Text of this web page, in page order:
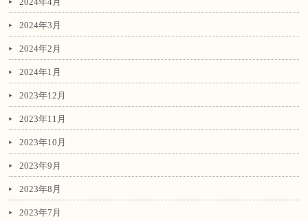
2024年3月
2024年2月
2024年1月
2023年12月
2023年11月
2023年10月
2023年9月
2023年8月
2023年7月